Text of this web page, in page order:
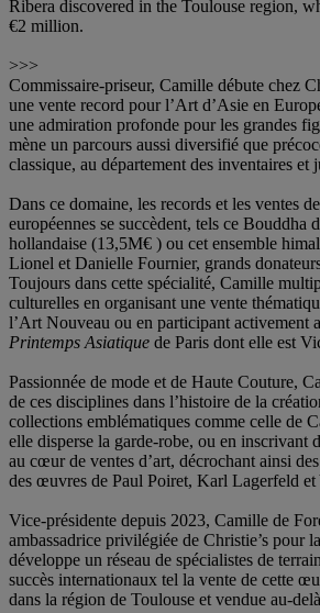
Ribera discovered in the Toulouse region,
€2 million.
>>>
Commissaire-priseur, Camille débute chez
une vente record pour l’Art d’Asie en
une admiration profonde pour les grandes
mène un parcours aussi diversifié que
classique, au département des inventaires et
Dans ce domaine, les records et les ventes
européennes se succèdent, tels ce Bouddha
hollandaise (13,5M€ ) ou cet ensemble
Lionel et Danielle Fournier, grands
Toujours dans cette spécialité, Camille
culturelles en organisant une vente
l’Art Nouveau ou en participant activement
Printemps Asiatique de Paris dont elle est
Passionnée de mode et de Haute Couture,
de ces disciplines dans l’histoire de la
collections emblématiques comme celle de
elle disperse la garde-robe, ou en inscrivant
au cœur de ventes d’art, décrochant ainsi
des œuvres de Paul Poiret, Karl Lagerfeld et
Vice-présidente depuis 2023, Camille de
ambassadrice privilégiée de Christie’s pour
développe un réseau de spécialistes de
succès internationaux tel la vente de cette
dans la région de Toulouse et vendue au-